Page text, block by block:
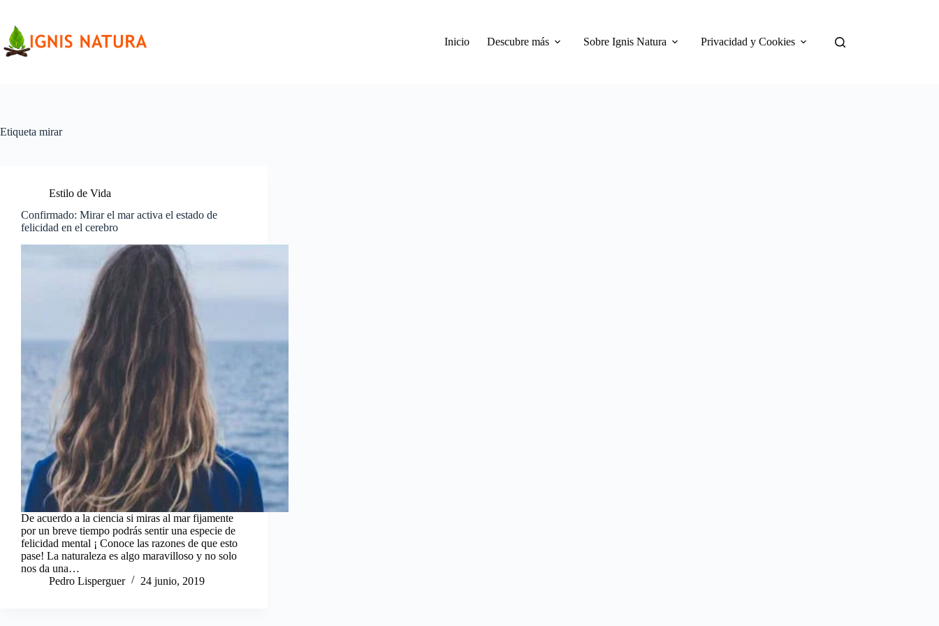
contenido
Inicio
Descubre más Sobre Ignis Natura Privacidad y Cookies
Etiqueta mirar
Estilo de Vida
Confirmado: Mirar el mar activa el estado de
felicidad en el cerebro
De acuerdo a la ciencia si miras al mar fijamente
por un breve tiempo podrás sentir una especie de
felicidad mental ¡ Conoce las razones de que esto
pase! La naturaleza es algo maravilloso y no solo
nos da una…
Pedro Lisperguer
24 junio, 2019